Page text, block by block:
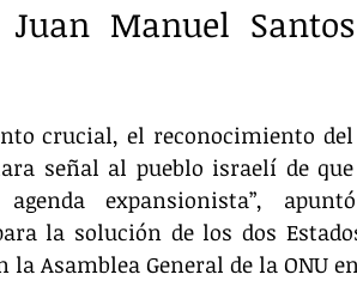
Juan Manuel
crucial, el reconocimiento
señal al pueblo israelí de
expansionista”,
la solución de los dos
la Asamblea General de la ONU